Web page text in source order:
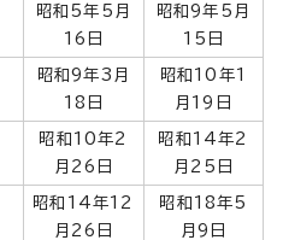
昭和5年5月
16日
昭和9年5月
15日
昭和9年3月
18日
昭和10年1
月19日
昭和10年2
月26日
昭和14年2
月25日
昭和14年12
月26日
昭和18年5
月9日